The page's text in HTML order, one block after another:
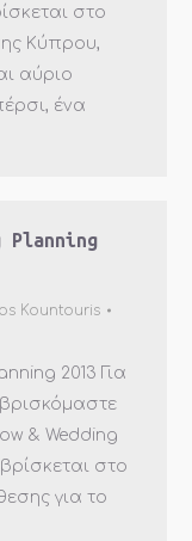
στο
Κύπρου,
αύριο
ένα
Planning
Kountouris
2013 Για
& Wedding
στο
για το